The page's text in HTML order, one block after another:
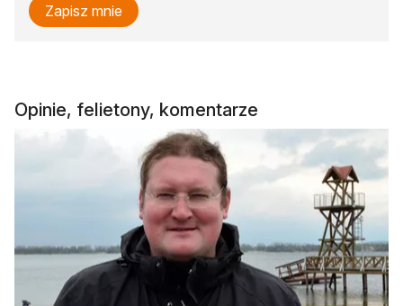
Zapisz mnie
Opinie, felietony, komentarze